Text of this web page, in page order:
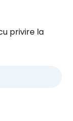
privire la